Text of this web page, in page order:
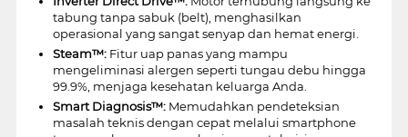
tabung tanpa sabuk (belt), menghasilkan
operasional yang sangat senyap dan hemat energi.
Steam™:Fitur uap panas yang mampu
mengeliminasi alergen seperti tungau debu hingga
99.9%, menjaga kesehatan keluarga Anda.
Smart Diagnosis™:Memudahkan pendeteksian
masalah teknis dengan cepat melalui smartphone